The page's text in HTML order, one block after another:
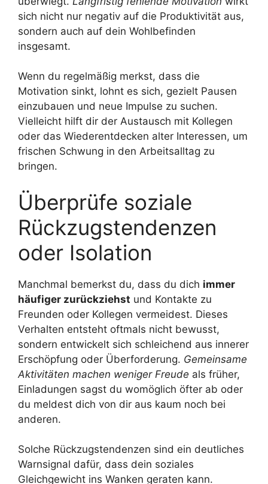
sich nicht nur negativ auf die Produktivität aus,
sondern auch auf dein Wohlbefinden
insgesamt.
Wenn du regelmäßig merkst, dass die
Motivation sinkt, lohnt es sich, gezielt Pausen
einzubauen und neue Impulse zu suchen.
Vielleicht hilft dir der Austausch mit Kollegen
oder das Wiederentdecken alter Interessen, um
frischen Schwung in den Arbeitsalltag zu
bringen.
Überprüfe soziale
Rückzugstendenzen
oder Isolation
Manchmal bemerkst du, dass du dich immer
häufiger zurückziehst und Kontakte zu
Freunden oder Kollegen vermeidest. Dieses
Verhalten entsteht oftmals nicht bewusst,
sondern entwickelt sich schleichend aus innerer
Erschöpfung oder Überforderung. Gemeinsame
Aktivitäten machen weniger Freude als früher,
Einladungen sagst du womöglich öfter ab oder
du meldest dich von dir aus kaum noch bei
anderen.
Solche Rückzugstendenzen sind ein deutliches
Warnsignal dafür, dass dein soziales
Gleichgewicht ins Wanken geraten kann.